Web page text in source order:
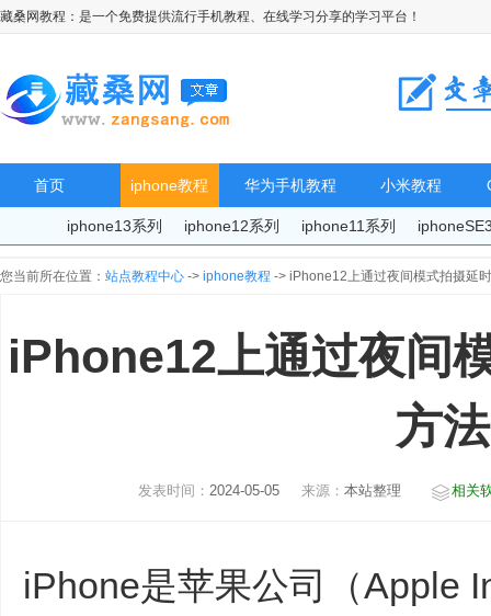
藏桑网教程：是一个免费提供流行手机教程、在线学习分享的学习平台！
首页 iphone教程 华为手机教程 小米教程
iphone13系列 iphone12系列 iphone11系列
您当前所在位置： 站点教程中心 -> iphone教程 -> iPhone12上通过夜间模式拍摄延
iPhone12上通过夜间
方法
发表时间：2024-05-05 来源：本站整理 相关
iPhone是苹果公司（Apple